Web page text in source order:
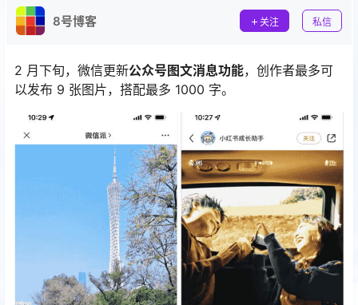
8号博客 关注 私信
2 月下旬，微信更新公众号图文消息功能，创作者最多可
以发布 9 张图片，搭配最多 1000 字。